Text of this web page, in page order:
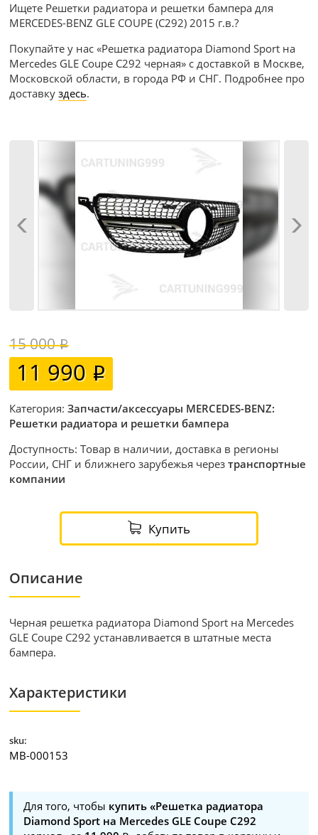
Ищете Решетки радиатора и решетки бампера для
MERCEDES-BENZ GLE COUPE (C292) 2015 г.в.?
Покупайте у нас «Решетка радиатора Diamond Sport на
Mercedes GLE Coupe C292 черная» с доставкой в Москве,
Московской области, в города РФ и СНГ. Подробнее про
доставкуздесь.
15 000
11 990
Категория:Запчасти/аксессуары MERCEDES-BENZ:
Решетки радиатора и решетки бампера
Доступность: Товар в наличии, доставка в регионы
России, СНГ и ближнего зарубежья черезтранспортные
компании
Купить
Описание
Черная решетка радиатора Diamond Sport на Mercedes
GLE Coupe С292 устанавливается в штатные места
бампера.
Характеристики
sku:
MB-000153
Для того, чтобы купить «Решетка радиатора
Diamond Sport на Mercedes GLE Coupe C292